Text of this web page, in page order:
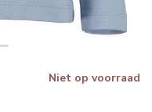
Niet op voorraad